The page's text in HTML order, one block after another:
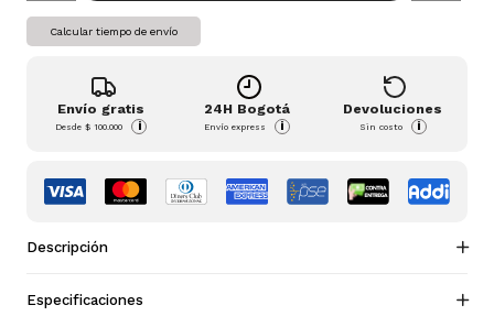
Calcular tiempo de envío
Envío gratis
Desde$ 100.000 i
24H Bogotá
Envío express i
Devoluciones
Sin costo i
Descripción
Especificaciones